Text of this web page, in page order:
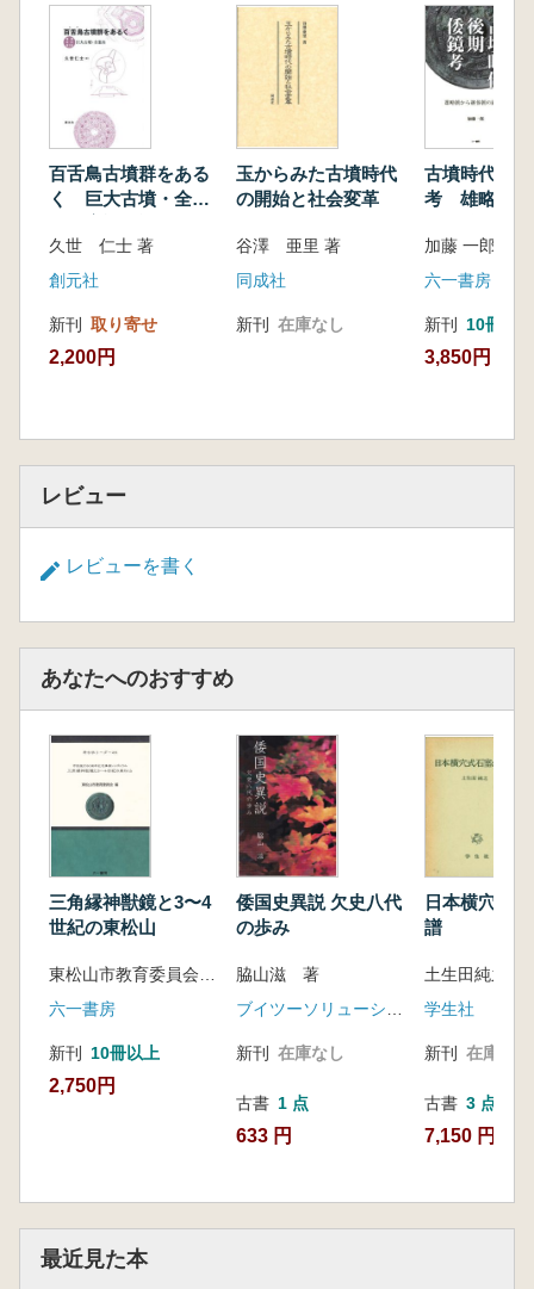
◆第6章 河内飛鳥を守った人々
1 二つの飛鳥
2 河内飛鳥は遺跡の宝庫
3 葉室一須賀古墳群
4 巨大開発に揺れる王陵の谷
5 立ち上がった住民と研究者
6 ゴルフ場建設が浮上、住民訴訟へ
7 山田高塚古墳にて
◆終章 河内の古墳
2 中河内の古墳
3 南河内の古墳
あとがき
索引
百舌鳥古墳群をある
く 巨大古墳・全案
久世 仁士 著
創元社
新刊 取り寄せ
2,200円
玉からみた古墳時代
の開始と社会変革
谷澤 亜里 著
同成社
新刊 在庫なし
古墳時代後
考 雄略朝か
加藤 一郎 著
六一書房
新刊 10冊以上
3,850円
レビュー
レビューを書く
あなたへのおすすめ
三角縁神獣鏡と3〜4
世紀の東松山
六一書房
新刊 10冊以上
2,750円
倭国史異説 欠史八代
の歩み
脇山滋 著
新刊 在庫なし
古書 1 点
633 円
日本横穴式
譜
土生田純之
学生社
新刊 在庫なし
古書 3 点
7,150 円~
最近見た本